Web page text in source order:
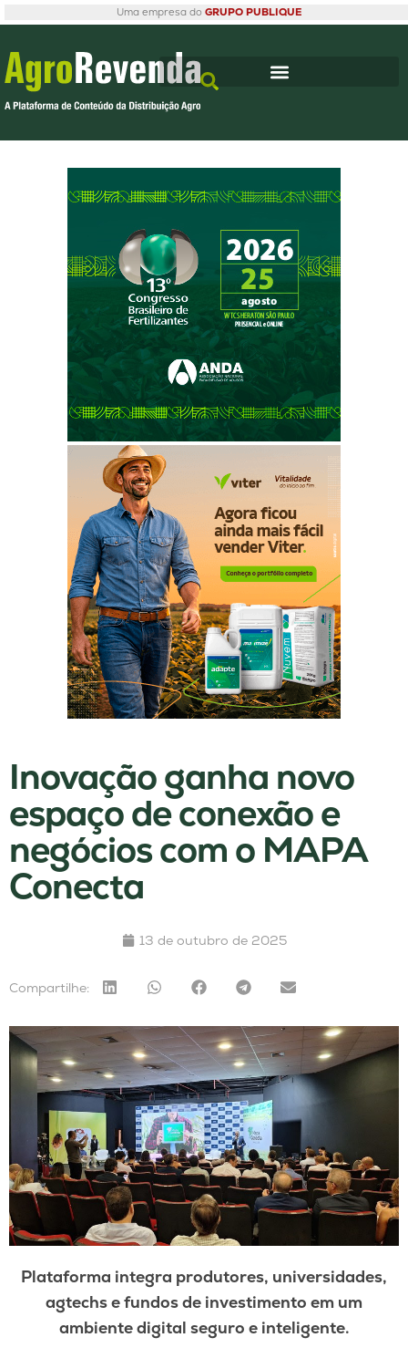
Uma empresa do GRUPO PUBLIQUE
Inovação ganha novo
espaço de conexão e
negócios com o MAPA
Conecta
13 de outubro de 2025
Compartilhe:
Plataforma integra produtores, universidades,
agtechs e fundos de investimento em um
ambiente digital seguro e inteligente.